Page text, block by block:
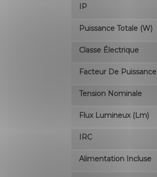
IP
Puissance Totale (W)
Classe Électrique
Facteur De Puissance
Tension Nominale
Flux Lumineux (lm)
IRC
Alimentation Incluse